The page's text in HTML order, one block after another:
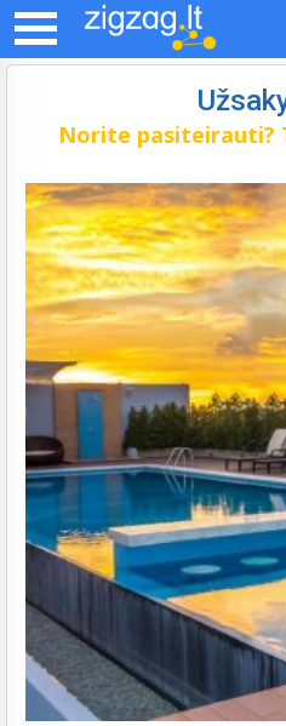
Norite pasiteirauti?